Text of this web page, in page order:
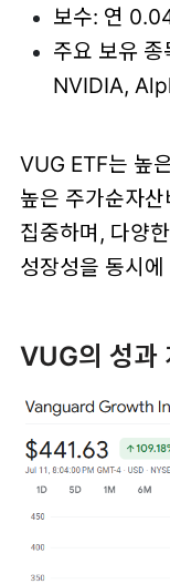
보수: 연
주요 보유
NVIDIA,
VUG ETF는 높
높은 주가순자
집중하며, 다양
성장성을 동시
VUG의 성과